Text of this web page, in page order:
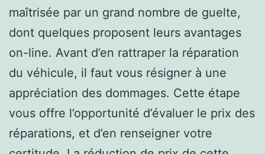
maîtrisée par un grand nombre de guelte,
dont quelques proposent leurs avantages
on-line. Avant d’en rattraper la réparation
du véhicule, il faut vous résigner à une
appréciation des dommages. Cette étape
vous offre l’opportunité d’évaluer le prix des
réparations, et d’en renseigner votre